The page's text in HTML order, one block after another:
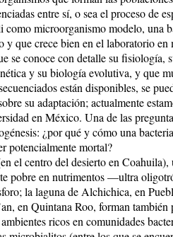
entre sí, o sea el proceso de
como microorganismo modelo, una
y que crece bien en el laboratorio en
se conoce con detalle su fisiología,
y su biología evolutiva, y que
están disponibles, se
su adaptación; actualmente
en México. Una de las
¿por qué y cómo una
potencialmente mortal?
el centro del desierto en Coahuila),
pobre en nutrimentos —ultra
la laguna de Alchichica, en
en Quintana Roo, forman también
ricos en comunidades